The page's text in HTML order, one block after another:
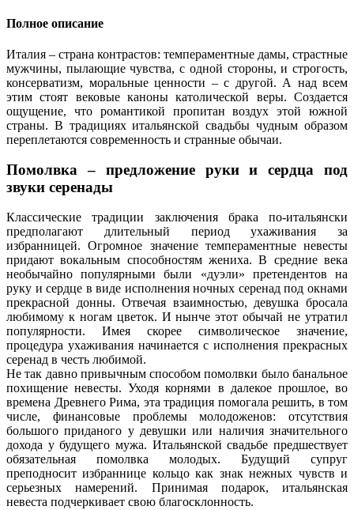
Полное описание
Италия – страна контрастов: темпераментные дамы, страстные
мужчины, пылающие чувства, с одной стороны, и строгость,
консерватизм, моральные ценности – с другой. А над всем
этим стоят вековые каноны католической веры. Создается
ощущение, что романтикой пропитан воздух этой южной
страны. В традициях итальянской свадьбы чудным образом
переплетаются современность и странные обычаи.
Помолвка – предложение руки и сердца под
звуки серенады
Классические традиции заключения брака по-итальянски
предполагают длительный период ухаживания за
избранницей. Огромное значение темпераментные невесты
придают вокальным способностям жениха. В средние века
необычайно популярными были «дуэли» претендентов на
руку и сердце в виде исполнения ночных серенад под окнами
прекрасной донны. Отвечая взаимностью, девушка бросала
любимому к ногам цветок. И нынче этот обычай не утратил
популярности. Имея скорее символическое значение,
процедура ухаживания начинается с исполнения прекрасных
серенад в честь любимой.
Не так давно привычным способом помолвки было банальное
похищение невесты. Уходя корнями в далекое прошлое, во
времена Древнего Рима, эта традиция помогала решить, в том
числе, финансовые проблемы молодоженов: отсутствия
большого приданого у девушки или наличия значительного
дохода у будущего мужа. Итальянской свадьбе предшествует
обязательная помолвка молодых. Будущий супруг
преподносит избраннице кольцо как знак нежных чувств и
серьезных намерений. Принимая подарок, итальянская
невеста подчеркивает свою благосклонность.